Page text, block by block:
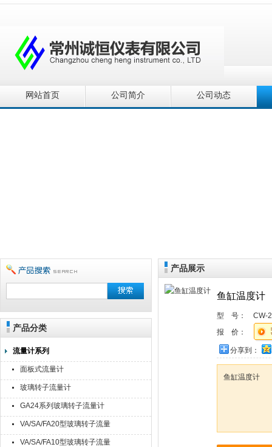
网站首页 公司简介 公司动态
产品分类
流量计系列
面板式流量计
玻璃转子流量计
GA24系列玻璃转子流量计
VA/SA/FA20型玻璃转子流量
计
VA/SA/FA10型玻璃转子流量
产品展示
鱼缸温度计
型 号：
CW-
报 价：
分享到：
鱼缸温度计